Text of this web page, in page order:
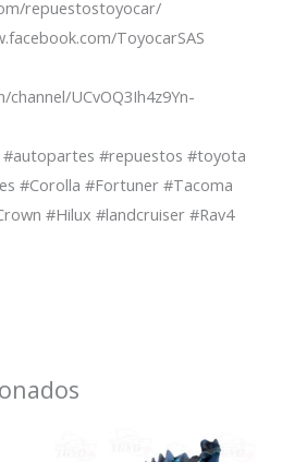
repuestostoyocar/
ToyocarSAS
UCvOQ3Ih4z9Yn-
#repuestos #toyota
#Corolla #Fortuner #Tacoma
#Hilux #landcruiser #Rav4